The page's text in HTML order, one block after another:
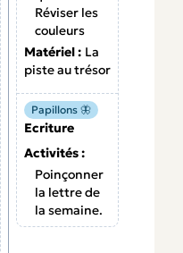
Réviser les
couleurs
Matériel : La
piste au trésor
Papillons 🦋
Ecriture
Activités :
Poinçonner
la lettre de
la semaine.